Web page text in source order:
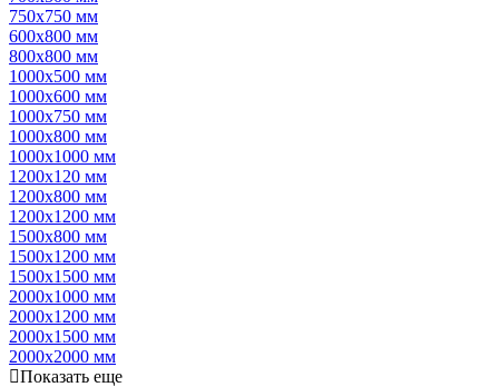
750х750 мм
600х800 мм
800х800 мм
1000х500 мм
1000х600 мм
1000х750 мм
1000х800 мм
1000х1000 мм
1200х120 мм
1200х800 мм
1200х1200 мм
1500х800 мм
1500х1200 мм
1500х1500 мм
2000х1000 мм
2000х1200 мм
2000х1500 мм
2000х2000 мм
Показать еще